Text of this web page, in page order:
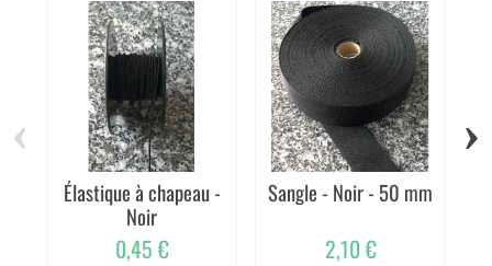
Élastique à chapeau -
Noir
0,45 €
Sangle - Noir - 50 mm
2,10 €
‹ ›